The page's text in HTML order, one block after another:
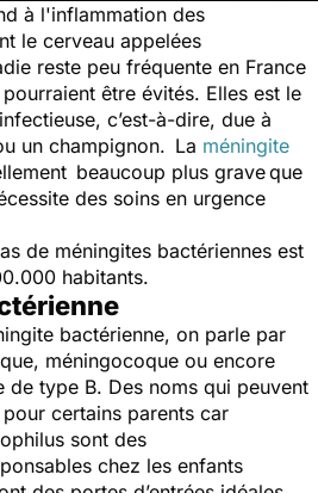
à l'inflammation des
le cerveau appelées
reste peu fréquente en France
être évités. Elles est le
c’est-à-dire, due à
un champignon. La méningite
beaucoup plus grave que
des soins en urgence
de méningites bactériennes est
habitants.
bactérienne, on parle par
méningocoque ou encore
de type B. Des noms qui peuvent
certains parents car
sont des
chez les enfants